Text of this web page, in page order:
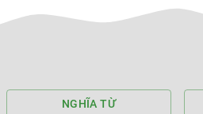
NGHĨA TỪ